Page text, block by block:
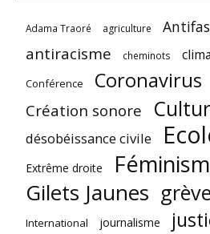
Adama Traoré agriculture
antiracisme cheminots
Conférence Coronavirus
Création sonore
désobéissance civile
Extrême droite
Gilets Jaunes
International journalisme